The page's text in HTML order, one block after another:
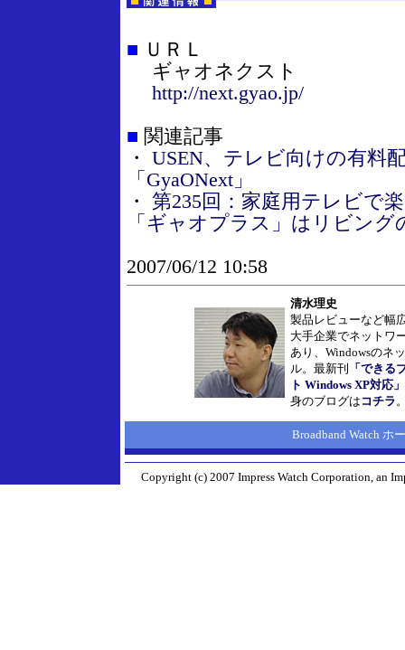
■ ＵＲＬ
ギャオネクスト
http://next.gyao.jp/
■ 関連記事
・ USEN、テレビ向けの有料
「GyaONext」
・ 第235回：家庭用テレビで
「ギャオプラス」はリビン
2007/06/12 10:58
清水理史
製品レビューなど幅
大手企業でネットワ
あり、Windowsのネ
ル。最新刊
「できる
ト Windows XP対応」
身のブログは コチラ
Broadband Watch ホ
Copyright (c) 2007 Impress Watch Corporation, an